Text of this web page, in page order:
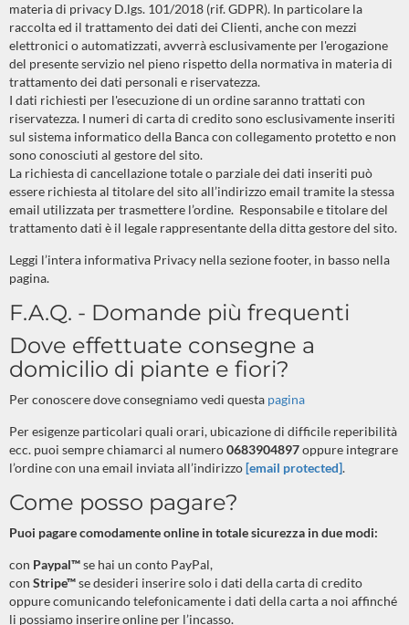
materia di privacy D.lgs. 101/2018 (rif. GDPR). In particolare la
raccolta ed il trattamento dei dati dei Clienti, anche con mezzi
elettronici o automatizzati, avverrà esclusivamente per l'erogazione
del presente servizio nel pieno rispetto della normativa in materia di
trattamento dei dati personali e riservatezza.
I dati richiesti per l'esecuzione di un ordine saranno trattati con
riservatezza. I numeri di carta di credito sono esclusivamente inseriti
sul sistema informatico della Banca con collegamento protetto e non
sono conosciuti al gestore del sito.
La richiesta di cancellazione totale o parziale dei dati inseriti può
essere richiesta al titolare del sito all’indirizzo email tramite la stessa
email utilizzata per trasmettere l’ordine. Responsabile e titolare del
trattamento dati è il legale rappresentante della ditta gestore del sito.
Leggi l’intera informativa Privacy nella sezione footer, in basso nella
pagina.
F.A.Q. - Domande più frequenti
Dove effettuate consegne a
domicilio di piante e fiori?
Per conoscere dove consegniamo vedi questa pagina
Per esigenze particolari quali orari, ubicazione di difficile reperibilità
ecc. puoi sempre chiamarci al numero0683904897oppure integrare
l’ordine con una email inviata all’indirizzo[email protected].
Come posso pagare?
Puoi pagare comodamente online in totale sicurezza in due modi:
con Paypal™se hai un conto PayPal,
con Stripe™se desideri inserire solo i dati della carta di credito
oppure comunicando telefonicamente i dati della carta a noi affinché
li possiamo inserire online per l’incasso.